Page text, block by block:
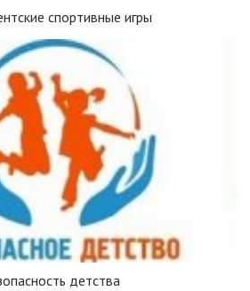
спортивные игры
детства